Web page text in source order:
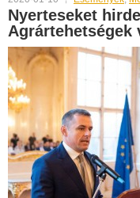
Nyerteseket
Agrártehetségek